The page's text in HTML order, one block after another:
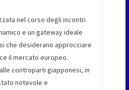
nel corso degli incontri
e un gateway ideale
che desiderano approcciare
il mercato europeo.
controparti giapponesi, in
notevole e